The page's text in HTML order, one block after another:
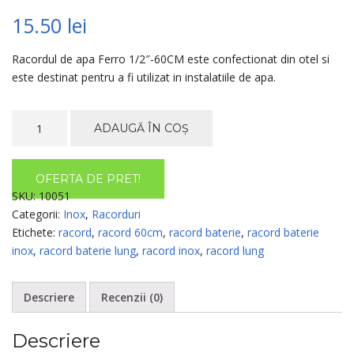
15.50 lei
Racordul de apa Ferro 1/2″-60CM este confectionat din otel si
este destinat pentru a fi utilizat in instalatiile de apa.
RACORD
INOX
LUNG
1/2"-60CM,
FERRO
ADAUGĂ ÎN COȘ
OFERTA DE PRET!
SKU:10051
Categorii: Inox, Racorduri
Etichete: racord, racord 60cm, racord baterie, racord baterie
inox, racord baterie lung, racord inox, racord lung
Descriere Recenzii (0)
Descriere